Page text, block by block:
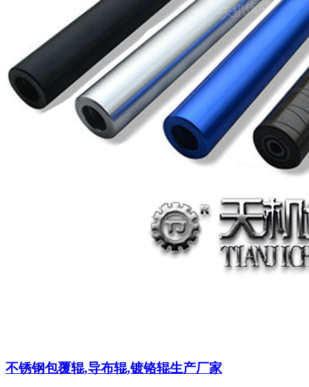
不锈钢包覆辊,导布辊,镀铬辊生产厂家